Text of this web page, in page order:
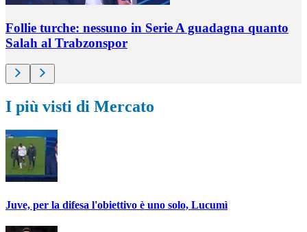
Follie turche: nessuno in Serie A guadagna quanto
Salah al Trabzonspor
I più visti di Mercato
Juve, per la difesa l'obiettivo è uno solo, Lucumì